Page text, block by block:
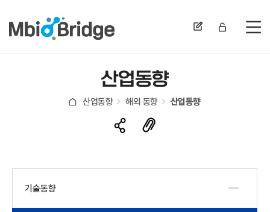
전
산업동향
산업동향 해외 동향 산업동향
기술동향